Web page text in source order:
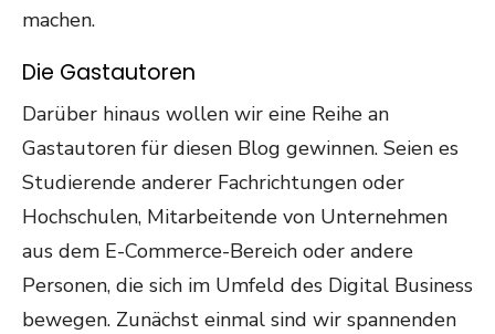
machen.
Die Gastautoren
Darüber hinaus wollen wir eine Reihe an
Gastautoren für diesen Blog gewinnen. Seien es
Studierende anderer Fachrichtungen oder
Hochschulen, Mitarbeitende von Unternehmen
aus dem E-Commerce-Bereich oder andere
Personen, die sich im Umfeld des Digital Business
bewegen. Zunächst einmal sind wir spannenden